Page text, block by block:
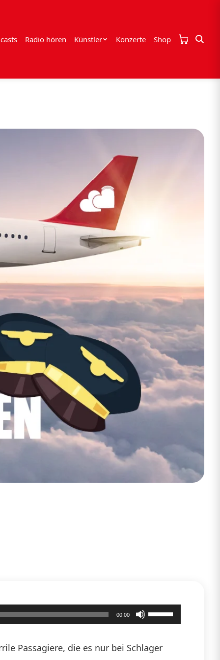
Radio hören Künstler Konzerte Shop
00:00
Pfeiltasten
Passagiere, die es nur bei Schlager